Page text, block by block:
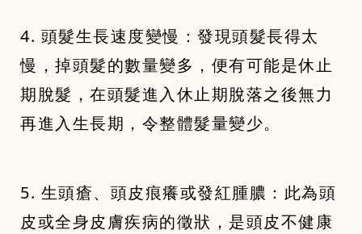
4. 頭髮生長速度變慢：發現頭髮長得太
慢，掉頭髮的數量變多，便有可能是休止
期脫髮，在頭髮進入休止期脫落之後無力
再進入生長期，令整體髮量變少。
5. 生頭瘡、頭皮痕癢或發紅腫膿：此為頭
皮或全身皮膚疾病的徵狀，是頭皮不健康